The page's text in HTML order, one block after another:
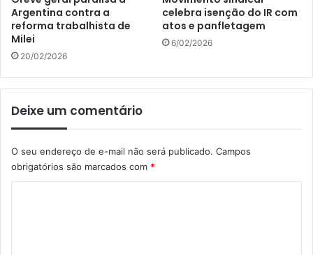
Argentina contra a
reforma trabalhista de
Milei
20/02/2026
celebra isenção do IR com
atos e panfletagem
6/02/2026
Deixe um comentário
O seu endereço de e-mail não será publicado. Campos
obrigatórios são marcados com *